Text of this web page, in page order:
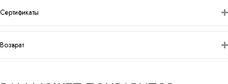
Сертификаты
Возврат